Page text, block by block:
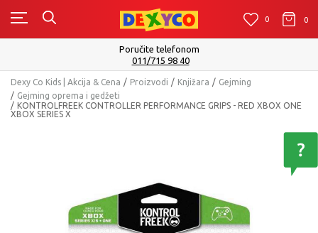
0 0 0
Poručite telefonom
011/715 98 40
Dexy Co Kids | Akcija & Cena Proizvodi Knjižara
Gejming
Gejming oprema i gedžeti
KONTROLFREEK CONTROLLER PERFORMANCE GRIPS - RED XBOX ONE
XBOX SERIES X